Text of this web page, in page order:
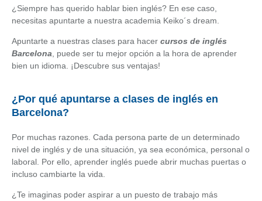
¿Siempre has querido hablar bien inglés? En ese caso,
necesitas apuntarte a nuestra academia Keiko´s dream.
Apuntarte a nuestras clases para hacer cursos de inglés
Barcelona , puede ser tu mejor opción a la hora de aprender
bien un idioma. ¡Descubre sus ventajas!
¿Por qué apuntarse a clases de inglés en
Barcelona?
Por muchas razones. Cada persona parte de un determinado
nivel de inglés y de una situación, ya sea económica, personal o
laboral. Por ello, aprender inglés puede abrir muchas puertas o
incluso cambiarte la vida.
¿Te imaginas poder aspirar a un puesto de trabajo más